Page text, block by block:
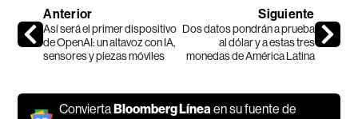
Anterior
Así será el primer dispositivo
de OpenAI: un altavoz con IA,
sensores y piezas móviles
Siguiente
Dos datos pondrán a prueba
al dólar y a estas tres
monedas de América Latina
ConviertaBloomberg Línea en su fuente de